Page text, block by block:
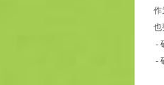
作
也
-
-